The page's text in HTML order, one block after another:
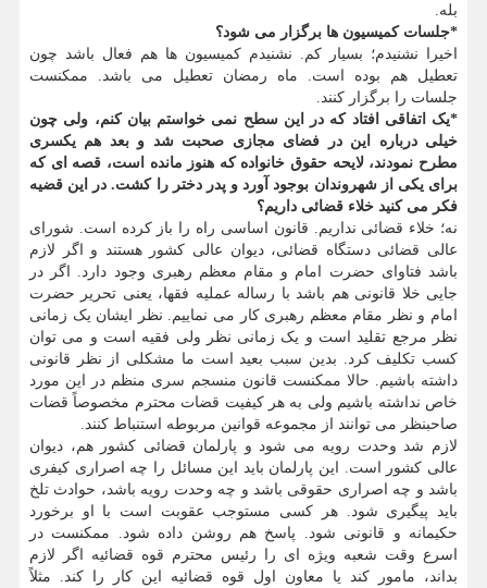
بله.
*جلسات کمیسیون ها برگزار می شود؟
اخیرا نشنیدم؛ بسیار کم. نشنیدم کمیسیون ها هم فعال باشد چون
تعطیل هم بوده است. ماه رمضان تعطیل می باشد. ممکنست
جلسات را برگزار کنند.
*یک اتفاقی افتاد که در این سطح نمی خواستم بیان کنم، ولی چون
خیلی درباره این در فضای مجازی صحبت شد و بعد هم یکسری
مطرح نمودند، لایحه حقوق خانواده که هنوز مانده است، قصه ای که
برای یکی از شهروندان بوجود آورد و پدر دختر را کشت. در این قضیه
فکر می کنید خلاء قضائی داریم؟
نه؛ خلاء قضائی نداریم. قانون اساسی راه را باز کرده است. شورای
عالی قضائی دستگاه قضائی، دیوان عالی کشور هستند و اگر لازم
باشد فتاوای حضرت امام و مقام معظم رهبری وجود دارد. اگر در
جایی خلا قانونی هم باشد با رساله عملیه فقها، یعنی تحریر حضرت
امام و نظر مقام معظم رهبری کار می نماییم. نظر ایشان یک زمانی
نظر مرجع تقلید است و یک زمانی نظر ولی فقیه است و می توان
کسب تکلیف کرد. بدین سبب بعید است ما مشکلی از نظر قانونی
داشته باشیم. حالا ممکنست قانون منسجم سری منظم در این مورد
خاص نداشته باشیم ولی به هر کیفیت قضات محترم مخصوصاً قضات
صاحبنظر می توانند از مجموعه قوانین مربوطه استنباط کنند.
لازم شد وحدت رویه می شود و پارلمان قضائی کشور هم، دیوان
عالی کشور است. این پارلمان باید این مسائل را چه اصراری کیفری
باشد و چه اصراری حقوقی باشد و چه وحدت رویه باشد، حوادث تلخ
باید پیگیری شود. هر کسی مستوجب عقوبت است با او برخورد
حکیمانه و قانونی شود. پاسخ هم روشن داده شود. ممکنست در
اسرع وقت شعبه ویژه ای را رئیس محترم قوه قضائیه اگر لازم
بداند، مامور کند یا معاون اول قوه قضائیه این کار را کند. مثلاً